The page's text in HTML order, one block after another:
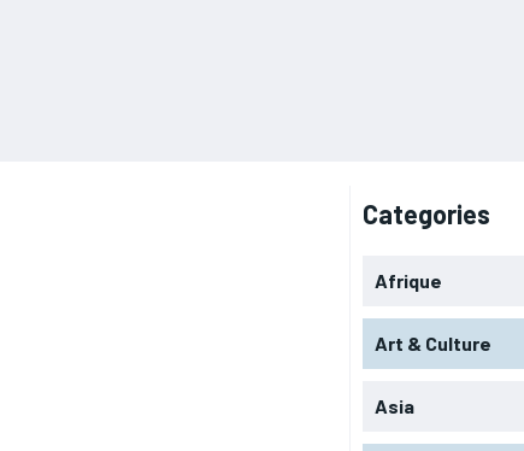
Categories
Afrique
Art & Culture
Asia